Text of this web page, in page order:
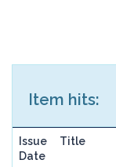
Item hits:
Issue
Date
Title